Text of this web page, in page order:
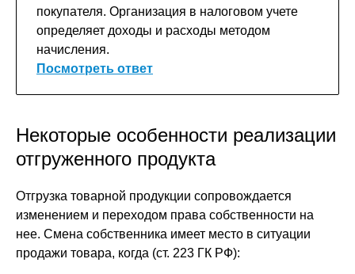
покупателя. Организация в налоговом учете
определяет доходы и расходы методом
начисления.
Посмотреть ответ
Некоторые особенности реализации
отгруженного продукта
Отгрузка товарной продукции сопровождается
изменением и переходом права собственности на
нее. Смена собственника имеет место в ситуации
продажи товара, когда (ст. 223 ГК РФ):